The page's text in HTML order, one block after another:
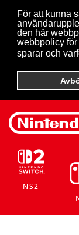
För att kunna
den här
webbpolicy
sparar och
Skip to main
NS2